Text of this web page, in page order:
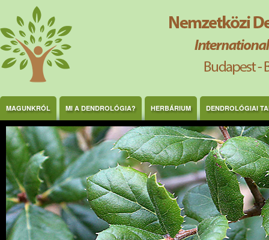
Ugrás a tartalomra
MAGUNKRÓL MI A DENDROLÓGIA? HERBÁRIUM DENDROLÓGIAI